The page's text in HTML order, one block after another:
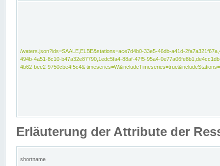
/waters.json?ids=SAALE,ELBE&stations=ace7d4b0-33e5-46db-a41d-
494b-4a51-8c10-b47a32e87790,1edc5fa4-88af-47f5-95a4-
4b62-bee2-9750cbe4f5c4&
Erläuterung der Attribute der
shortname